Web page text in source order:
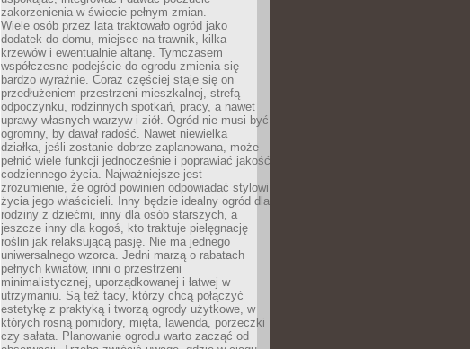
zakorzenienia w świecie pełnym zmian.
Wiele osób przez lata traktowało ogród jako
dodatek do domu, miejsce na trawnik, kilka
krzewów i ewentualnie altanę. Tymczasem
współczesne podejście do ogrodu zmienia się
bardzo wyraźnie. Coraz częściej staje się on
przedłużeniem przestrzeni mieszkalnej, strefą
odpoczynku, rodzinnych spotkań, pracy, a nawet
uprawy własnych warzyw i ziół. Ogród nie musi być
ogromny, by dawał radość. Nawet niewielka
działka, jeśli zostanie dobrze zaplanowana, może
pełnić wiele funkcji jednocześnie i poprawiać jakość
codziennego życia. Najważniejsze jest
zrozumienie, że ogród powinien odpowiadać stylowi
życia jego właścicieli. Inny będzie idealny ogród dla
rodziny z dziećmi, inny dla osób starszych, a
jeszcze inny dla kogoś, kto traktuje pielęgnację
roślin jak relaksującą pasję. Nie ma jednego
uniwersalnego wzorca. Jedni marzą o rabatach
pełnych kwiatów, inni o przestrzeni
minimalistycznej, uporządkowanej i łatwej w
utrzymaniu. Są też tacy, którzy chcą połączyć
estetykę z praktyką i tworzą ogrody użytkowe, w
których rosną pomidory, mięta, lawenda, porzeczki
czy sałata. Planowanie ogrodu warto zacząć od